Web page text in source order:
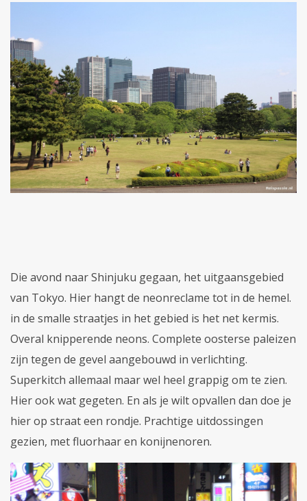
Die avond naar Shinjuku gegaan, het uitgaansgebied
van Tokyo. Hier hangt de neonreclame tot in de hemel.
in de smalle straatjes in het gebied is het net kermis.
Overal knipperende neons. Complete oosterse paleizen
zijn tegen de gevel aangebouwd in verlichting.
Superkitch allemaal maar wel heel grappig om te zien.
Hier ook wat gegeten. En als je wilt opvallen dan doe je
hier op straat een rondje. Prachtige uitdossingen
gezien, met fluorhaar en konijnenoren.